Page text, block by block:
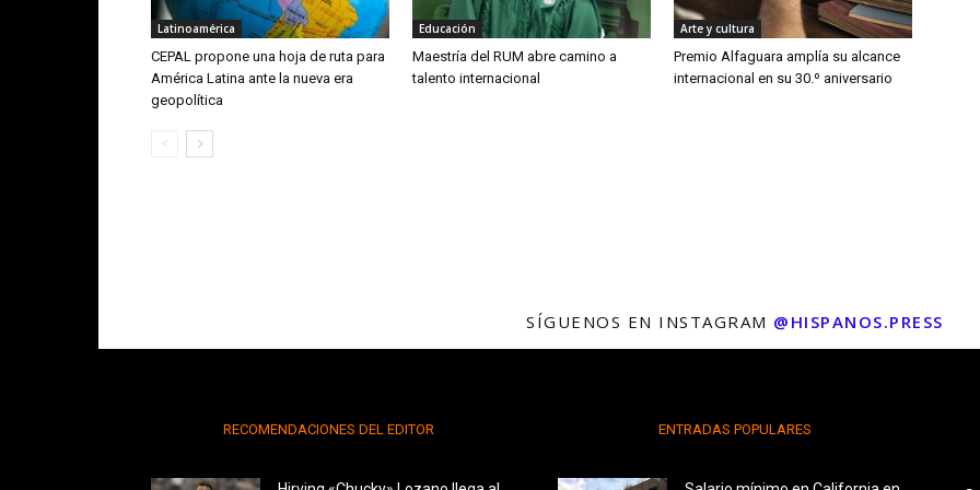
Latinoamérica
CEPAL propone una hoja de ruta para
América Latina ante la nueva era
geopolítica
Educación
Maestría del RUM abre camino a
talento internacional
Arte y cultura
Premio Alfaguara amplía su alcance
internacional en su 30.º aniversario
SÍGUENOS EN INSTAGRAM @HISPANOS.PRESS
RECOMENDACIONES DEL EDITOR ENTRADAS POPULARES